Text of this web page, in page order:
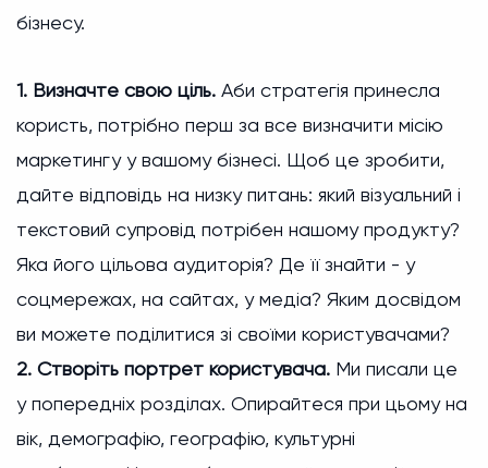
бізнесу.
1. Визначте свою ціль. Аби стратегія принесла
користь, потрібно перш за все визначити місію
маркетингу у вашому бізнесі. Щоб це зробити,
дайте відповідь на низку питань: який візуальний і
текстовий супровід потрібен нашому продукту?
Яка його цільова аудиторія? Де її знайти - у
соцмережах, на сайтах, у медіа? Яким досвідом
ви можете поділитися зі своїми користувачами?
2. Створіть портрет користувача. Ми писали це
у попередніх розділах. Опирайтеся при цьому на
вік, демографію, географію, культурні